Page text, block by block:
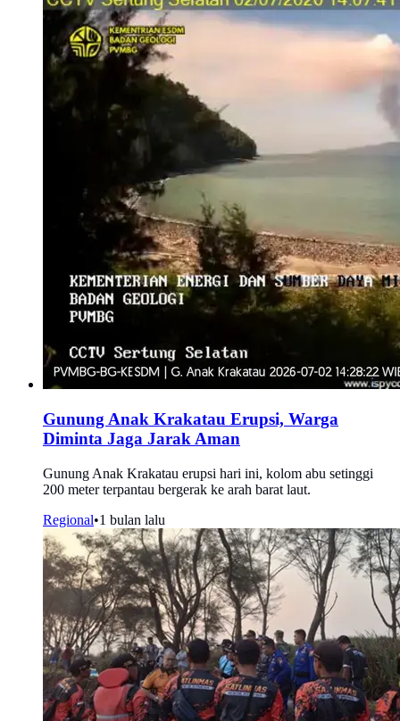
Gunung Anak Krakatau Erupsi, Warga
Diminta Jaga Jarak Aman
Gunung Anak Krakatau erupsi hari ini, kolom abu setinggi
200 meter terpantau bergerak ke arah barat laut.
Regional•1 bulan lalu